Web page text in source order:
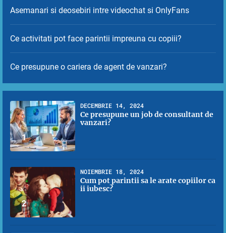
Asemanari si deosebiri intre videochat si OnlyFans
Ce activitati pot face parintii impreuna cu copiii?
Ce presupune o cariera de agent de vanzari?
1
DECEMBRIE 14, 2024
Ce presupune un job de consultant de
vanzari?
2
NOIEMBRIE 18, 2024
Cum pot parintii sa le arate copiilor ca
ii iubesc?